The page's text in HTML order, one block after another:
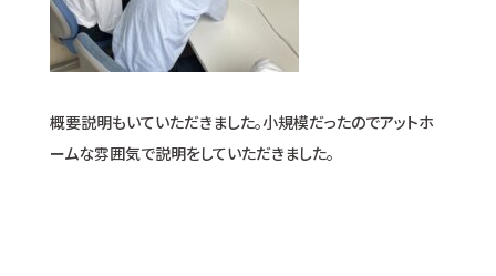
概要説明もいていただきました。小規模だったのでアットホ
ームな雰囲気で説明をしていただきました。